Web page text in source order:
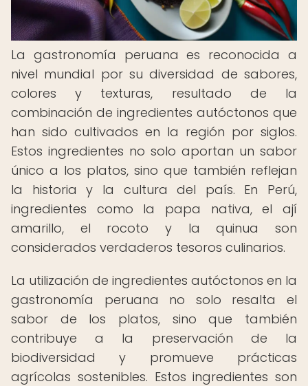
La gastronomía peruana es reconocida a
nivel mundial por su diversidad de sabores,
colores y texturas, resultado de la
combinación de ingredientes autóctonos que
han sido cultivados en la región por siglos.
Estos ingredientes no solo aportan un sabor
único a los platos, sino que también reflejan
la historia y la cultura del país. En Perú,
ingredientes como la papa nativa, el ají
amarillo, el rocoto y la quinua son
considerados verdaderos tesoros culinarios.
La utilización de ingredientes autóctonos en la
gastronomía peruana no solo resalta el
sabor de los platos, sino que también
contribuye a la preservación de la
biodiversidad y promueve prácticas
agrícolas sostenibles. Estos ingredientes son